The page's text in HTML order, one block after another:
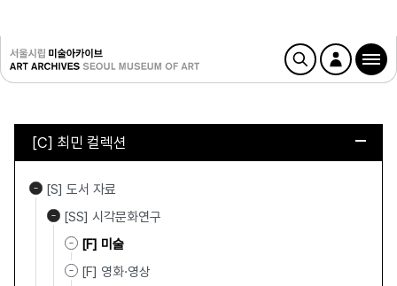
[C] 최민 컬렉션
[S] 도서 자료
[SS] 시각문화연구
[F] 미술
[F] 영화·영상